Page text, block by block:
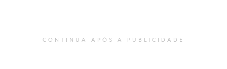
CONTINUA APÓS A PUBLICIDADE